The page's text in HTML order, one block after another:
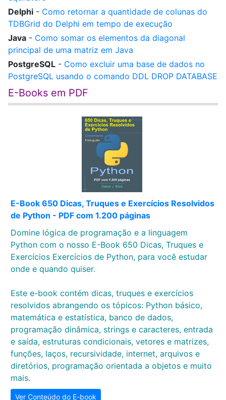
Delphi - Como retornar a quantidade de colunas do
TDBGrid do Delphi em tempo de execução
Java - Como somar os elementos da diagonal
principal de uma matriz em Java
PostgreSQL - Como excluir uma base de dados no
PostgreSQL usando o comando DDL DROP DATABASE
E-Books em PDF
E-Book 650 Dicas, Truques e Exercícios Resolvidos
de Python - PDF com 1.200 páginas
Domine lógica de programação e a linguagem
Python com o nosso E-Book 650 Dicas, Truques e
Exercícios Exercícios de Python, para você estudar
onde e quando quiser.
Este e-book contém dicas, truques e exercícios
resolvidos abrangendo os tópicos: Python básico,
matemática e estatística, banco de dados,
programação dinâmica, strings e caracteres, entrada
e saída, estruturas condicionais, vetores e matrizes,
funções, laços, recursividade, internet, arquivos e
diretórios, programação orientada a objetos e muito
mais.
Ver Conteúdo do E-book